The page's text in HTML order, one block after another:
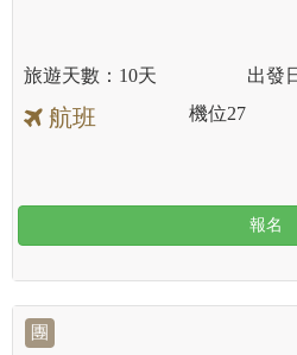
10天
航班 機位27
報名
團